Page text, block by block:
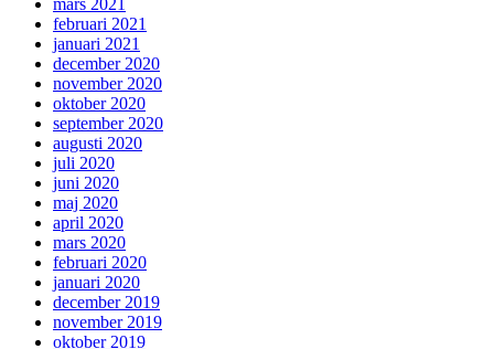
februari 2021
januari 2021
december 2020
november 2020
oktober 2020
september 2020
augusti 2020
juli 2020
juni 2020
maj 2020
april 2020
mars 2020
februari 2020
januari 2020
december 2019
november 2019
oktober 2019